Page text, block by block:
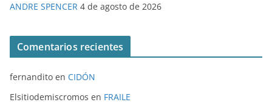
ANDRE SPENCER 4 de agosto de 2026
Comentarios recientes
fernandito en CIDÓN
Elsitiodemiscromos en FRAILE